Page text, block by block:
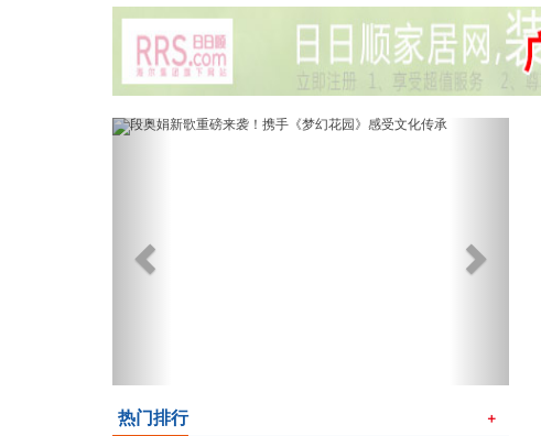
Previous
热门排行 ＋